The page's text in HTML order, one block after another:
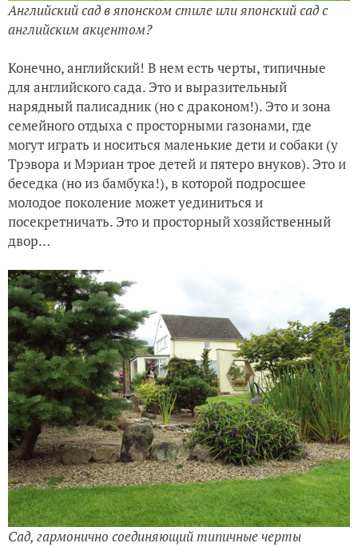
Английский сад в японском стиле или японский сад с
английским акцентом?
Конечно, английский! В нем есть черты, типичные
для английского сада. Это и выразительный
нарядный палисадник (но с драконом!). Это и зона
семейного отдыха с просторными газонами, где
могут играть и носиться маленькие дети и собаки (у
Трэвора и Мэриан трое детей и пятеро внуков). Это и
беседка (но из бамбука!), в которой подросшее
молодое поколение может уединиться и
посекретничать. Это и просторный хозяйственный
двор…
Сад, гармонично соединяющий типичные черты